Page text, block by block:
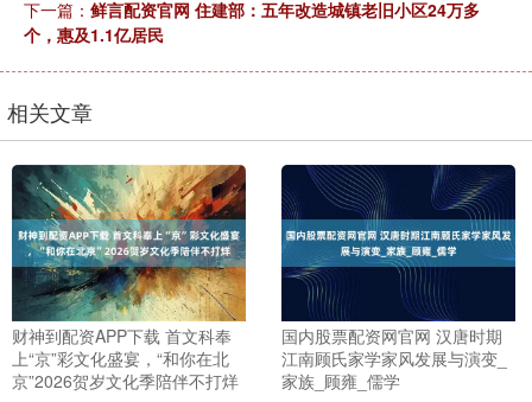
下一篇： 鲜言配资官网 住建部：五年改造城镇老旧小区24万多
个，惠及1.1亿居民
相关文章
财神到配资APP下载 首文科奉
上“京”彩文化盛宴，“和你在北
京”2026贺岁文化季陪伴不打烊
国内股票配资网官网 汉唐时期
江南顾氏家学家风发展与演变_
家族_顾雍_儒学